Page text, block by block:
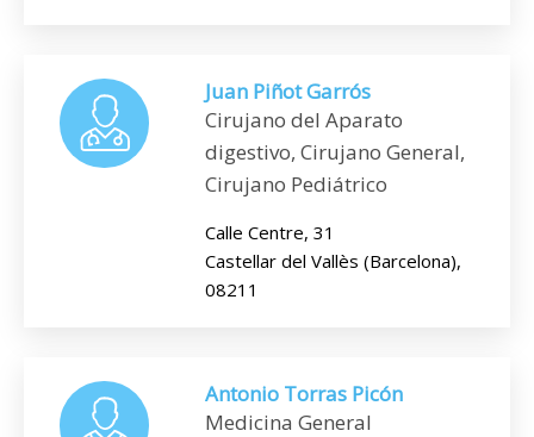
Juan Piñot Garrós
Cirujano del Aparato
digestivo, Cirujano General,
Cirujano Pediátrico
Calle Centre, 31
Castellar del Vallès (Barcelona),
08211
Antonio Torras Picón
Medicina General